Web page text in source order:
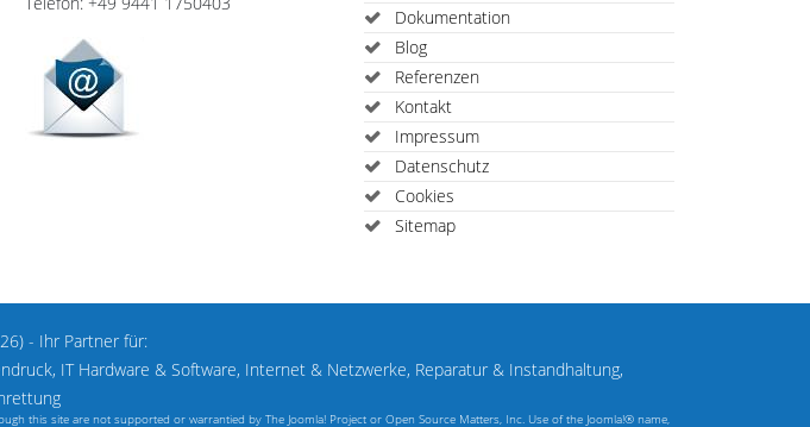
Dokumentation
Blog
Referenzen
Kontakt
Impressum
Datenschutz
Cookies
Sitemap
- Ihr Partner für:
IT Hardware & Software, Internet & Netzwerke, Reparatur & Instandhaltung,
this site are not supported or warrantied by The Joomla! Project or Open Source Matters, Inc. Use of the Joomla!® name,